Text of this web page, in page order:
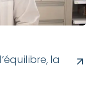
la